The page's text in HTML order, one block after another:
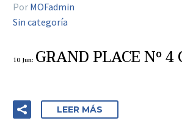
Por MOFadmin
Sin categoría
10 Jun: GRAND PLACE Nº
LEER MÁS